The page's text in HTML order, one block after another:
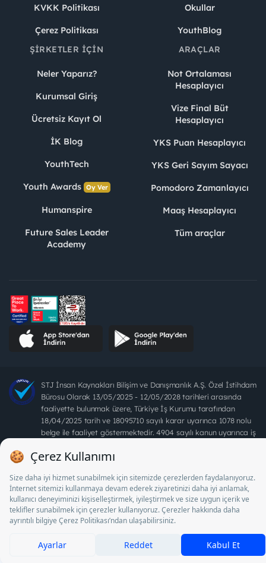
KVKK Politikası
Çerez Politikası
Okullar
YouthBlog
ŞIRKETLER İÇIN
Neler Yaparız?
Kurumsal Giriş
Ücretsiz Kayıt Ol
İK Blog
YouthTech
Youth Awards Oy Ver
Humanspire
Future Sales Leader
Academy
ARAÇLAR
Not Ortalaması
Hesaplayıcı
Vize Final Büt
Hesaplayıcı
YKS Puan Hesaplayıcı
YKS Geri Sayım Sayacı
Pomodoro Zamanlayıcı
Maaş Hesaplayıcı
Tüm araçlar
STJ İnsan Kaynakları Bilişim ve Danışmanlık A.Ş. Özel İstihdam
Bürosu Olarak 13/05/2025 - 12/05/2028 tarihleri arasında
faaliyette bulunmak üzere, Türkiye İş Kurumu tarafından
18/04/2025 tarih ve 18095710 sayılı karar uyarınca 1078 nolu
belge ile faaliyet göstermektedir. 4904 sayılı kanun uyarınca iş